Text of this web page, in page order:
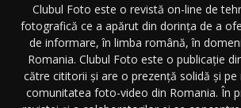
Clubul Foto este o revistă on-line de
fotografică ce a apărut din dorința de a
de informare, în limba română, în
Romania. Clubul Foto este o publicație
către cititorii și are o prezență solidă și pe
comunitatea foto-video din Romania. În